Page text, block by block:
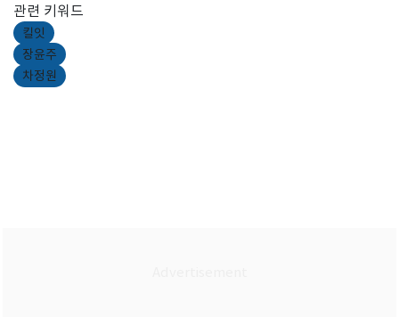
관련 키워드
킬잇
장윤주
차정원